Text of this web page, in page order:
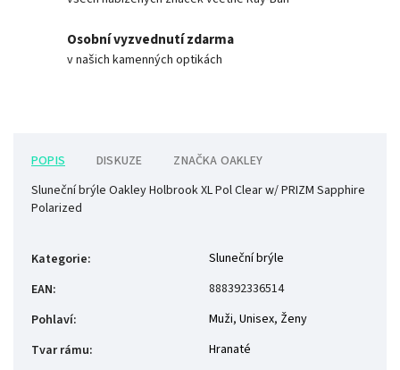
Osobní vyzvednutí zdarma
v našich kamenných optikách
POPIS DISKUZE ZNAČKA OAKLEY
Sluneční brýle Oakley Holbrook XL Pol Clear w/ PRIZM Sapphire
Polarized
Kategorie:
Sluneční brýle
EAN:
888392336514
Pohlaví: Muži, Unisex, Ženy
Tvar rámu:
Hranaté